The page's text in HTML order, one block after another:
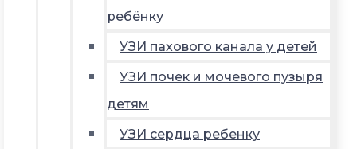
ребёнку
УЗИ пахового канала у детей
УЗИ почек и мочевого пузыря
детям
УЗИ сердца ребенку